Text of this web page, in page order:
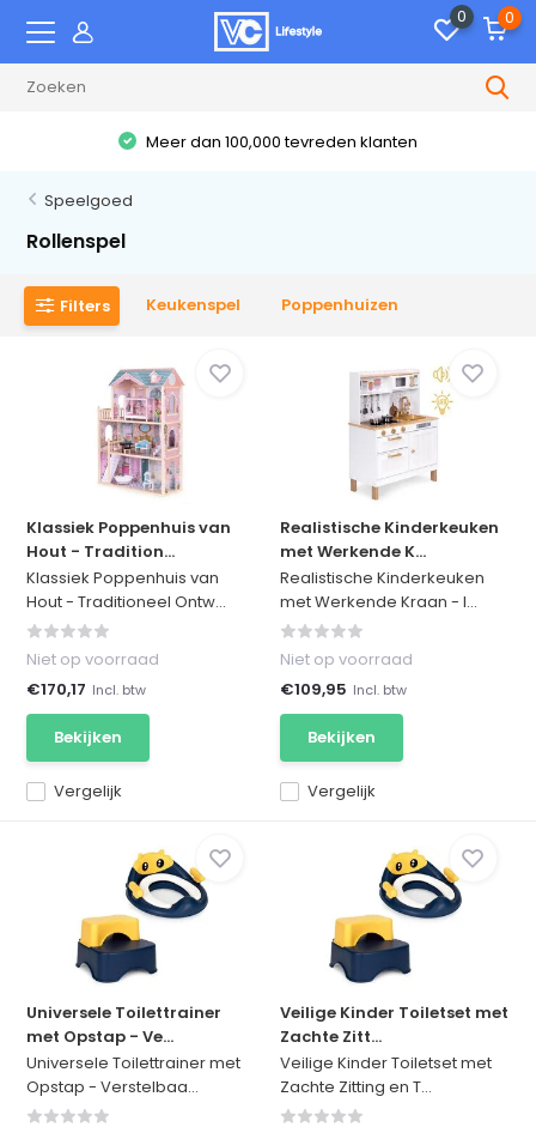
0 0
Meer dan 100,000 tevreden klanten
Speelgoed
Rollenspel
Filters Keukenspel Poppenhuizen
Klassiek Poppenhuis van
Hout - Tradition...
Klassiek Poppenhuis van
Hout - Traditioneel Ontw...
Vergelijk
Niet op voorraad
€170,17 Incl. btw
Bekijken
Realistische Kinderkeuken
met Werkende K...
Realistische Kinderkeuken
met Werkende Kraan - I...
Vergelijk
Niet op voorraad
€109,95 Incl. btw
Bekijken
Universele Toilettrainer
met Opstap - Ve...
Universele Toilettrainer met
Opstap - Verstelbaa...
Veilige Kinder Toiletset met
Zachte Zitt...
Veilige Kinder Toiletset met
Zachte Zitting en T...